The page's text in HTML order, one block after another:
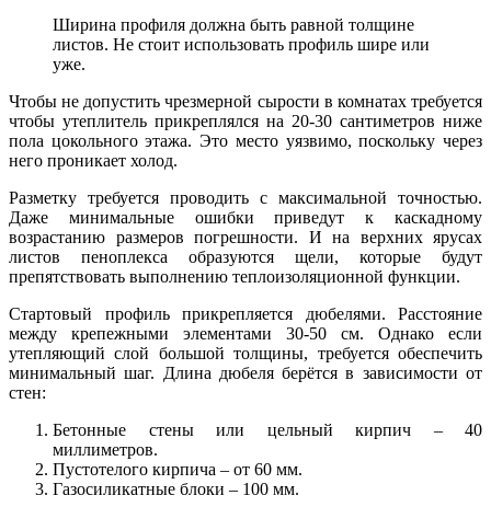
Ширина профиля должна быть равной толщине
листов. Не стоит использовать профиль шире или
уже.
Чтобы не допустить чрезмерной сырости в комнатах требуется
чтобы утеплитель прикреплялся на 20-30 сантиметров ниже
пола цокольного этажа. Это место уязвимо, поскольку через
него проникает холод.
Разметку требуется проводить с максимальной точностью.
Даже минимальные ошибки приведут к каскадному
возрастанию размеров погрешности. И на верхних ярусах
листов пеноплекса образуются щели, которые будут
препятствовать выполнению теплоизоляционной функции.
Стартовый профиль прикрепляется дюбелями. Расстояние
между крепежными элементами 30-50 см. Однако если
утепляющий слой большой толщины, требуется обеспечить
минимальный шаг. Длина дюбеля берётся в зависимости от
стен:
Бетонные стены или цельный кирпич – 40
миллиметров.
Пустотелого кирпича – от 60 мм.
Газосиликатные блоки – 100 мм.